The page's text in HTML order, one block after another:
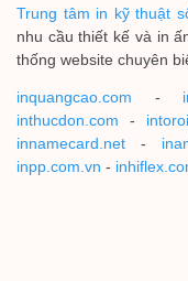
Trung tâm in kỹ thuật
nhu cầu thiết kế và in
thống website chuyên
inquangcao.com -
inthucdon.com -
innamecard.net -
inpp.com.vn -